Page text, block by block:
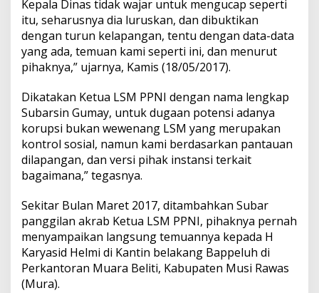
N
I
M
e
n
a
g
g
a
p
i
K
o
e
n
t
a
r
K
Kepala Dinas tidak wajar untuk mengucap seperti
itu, seharusnya dia luruskan, dan dibuktikan
dengan turun kelapangan, tentu dengan data-data
yang ada, temuan kami seperti ini, dan menurut
pihaknya,” ujarnya, Kamis (18/05/2017).
Dikatakan Ketua LSM PPNI dengan nama lengkap
Subarsin Gumay, untuk dugaan potensi adanya
korupsi bukan wewenang LSM yang merupakan
kontrol sosial, namun kami berdasarkan pantauan
dilapangan, dan versi pihak instansi terkait
bagaimana,” tegasnya.
Sekitar Bulan Maret 2017, ditambahkan Subar
panggilan akrab Ketua LSM PPNI, pihaknya pernah
menyampaikan langsung temuannya kepada H
Karyasid Helmi di Kantin belakang Bappeluh di
Perkantoran Muara Beliti, Kabupaten Musi Rawas
(Mura).